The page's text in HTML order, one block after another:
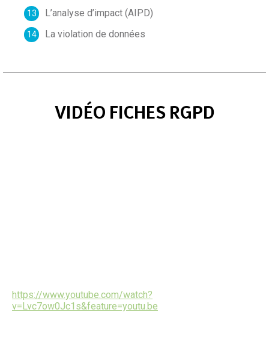
L’analyse d’impact (AIPD)
La violation de données
VIDÉO FICHES RGPD
https://www.youtube.com/watch?
v=Lvc7ow0Jc1s&feature=youtu.be